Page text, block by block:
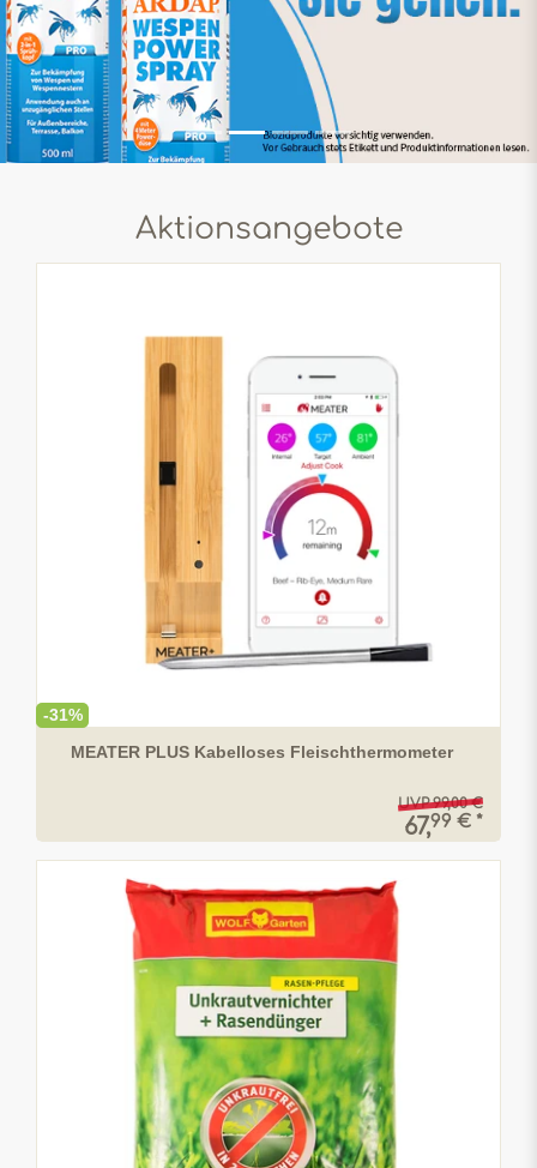
Aktionsangebote
-31%
MEATER PLUS Kabelloses Fleischthermometer
UVP 99,00 €
67,99 € *